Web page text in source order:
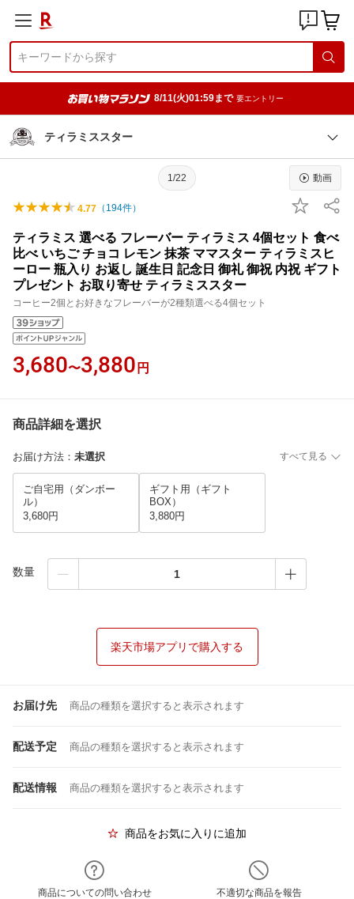
8/11(火)01:59まで 要エントリー
ティラミススター
1/22 動画
4.77 （ 194件）
ティラミス 選べる フレーバー ティラミス 4個セット 食べ
比べ いちご チョコ レモン 抹茶 ママスター ティラミスヒ
ーロー 瓶入り お返し 誕生日 記念日 御礼 御祝 内祝 ギフト
プレゼント お取り寄せ ティラミススター
コーヒー2個とお好きなフレーバーが2種類選べる4個セット
3,680〜3,880 円
商品詳細を選択
お届け方法 ： 未選択 すべて見る
ご自宅用（ダンボー
ル）
3,680円
ギフト用（ギフト
BOX）
3,880円
数量
楽天市場アプリで購入する
お届け先 商品の種類を選択すると表示されます
配送予定 商品の種類を選択すると表示されます
配送情報 商品の種類を選択すると表示されます
商品をお気に入りに追加
商品についての問い合わせ 不適切な商品を報告